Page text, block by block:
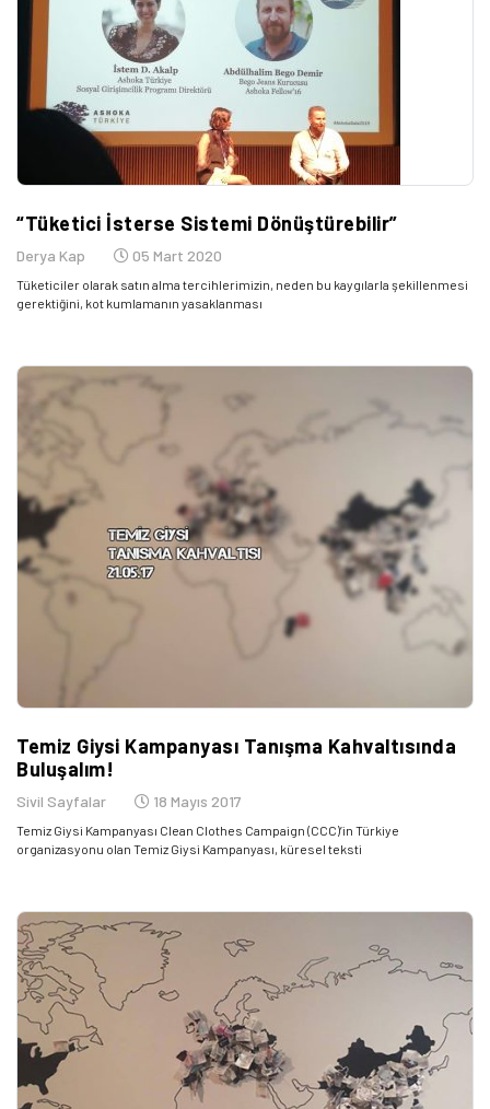
“Tüketici İsterse Sistemi Dönüştürebilir”
Derya Kap 05 Mart 2020
Tüketiciler olarak satın alma tercihlerimizin, neden bu kaygılarla şekillenmesi
gerektiğini, kot kumlamanın yasaklanması
Temiz Giysi Kampanyası Tanışma Kahvaltısında
Buluşalım!
Sivil Sayfalar 18 Mayıs 2017
Temiz Giysi Kampanyası Clean Clothes Campaign (CCC)’in Türkiye
organizasyonu olan Temiz Giysi Kampanyası, küresel teksti